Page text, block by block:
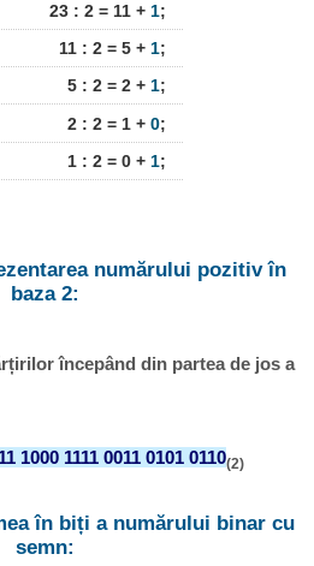
23 : 2 = 11 + 1;
11 : 2 = 5 + 1;
5 : 2 = 2 + 1;
2 : 2 = 1 + 0;
1 : 2 = 0 + 1;
numărului pozitiv în
baza 2:
începând din partea de jos a
1000 1111 0011 0101 0110(2)
în biți a numărului binar cu
semn: